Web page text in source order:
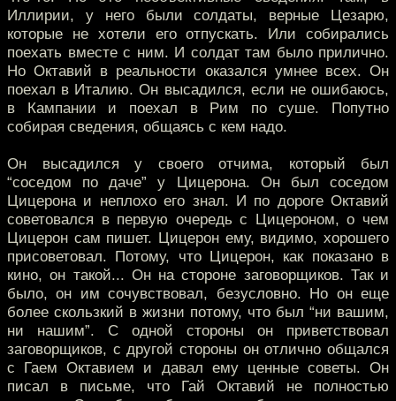
Иллирии, у него были солдаты, верные Цезарю,
которые не хотели его отпускать. Или собирались
поехать вместе с ним. И солдат там было прилично.
Но Октавий в реальности оказался умнее всех. Он
поехал в Италию. Он высадился, если не ошибаюсь,
в Кампании и поехал в Рим по суше. Попутно
собирая сведения, общаясь с кем надо.
Он высадился у своего отчима, который был
“соседом по даче” у Цицерона. Он был соседом
Цицерона и неплохо его знал. И по дороге Октавий
советовался в первую очередь с Цицероном, о чем
Цицерон сам пишет. Цицерон ему, видимо, хорошего
присоветовал. Потому, что Цицерон, как показано в
кино, он такой... Он на стороне заговорщиков. Так и
было, он им сочувствовал, безусловно. Но он еще
более скользкий в жизни потому, что был “ни вашим,
ни нашим”. С одной стороны он приветствовал
заговорщиков, с другой стороны он отлично общался
с Гаем Октавием и давал ему ценные советы. Он
писал в письме, что Гай Октавий не полностью